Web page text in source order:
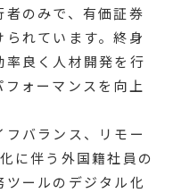
のみで、有価証券
れています。終身
良く人材開発を行
ォーマンスを向上
バランス、リモー
に伴う外国籍社員の
ールのデジタル化